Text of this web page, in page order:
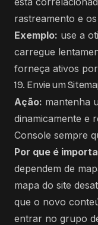
rastreamento e
Exemplo: use a
carregue
forneça ativos
19. Envie um
Ação: mantenha
dinamicamente e
Console sempre
Por que é
dependem de
mapa do site
que o novo
entrar no grupo